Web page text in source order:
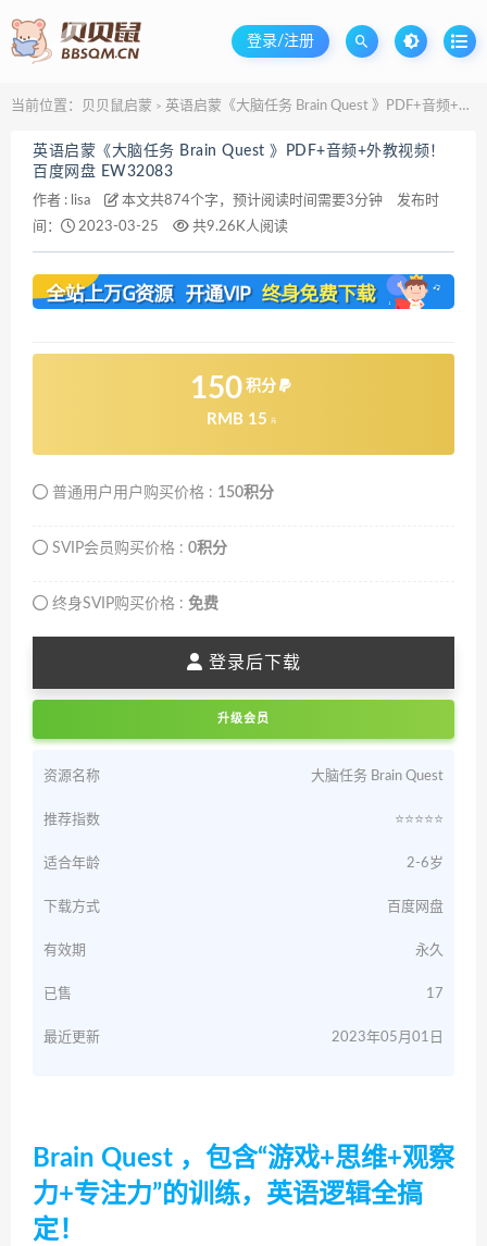
登录/注册
当前位置： 贝贝鼠启蒙 > 英语启蒙《大脑任务 Brain Quest 》PDF+音频+外教视频！百度网盘 EW32083
英语启蒙《大脑任务 Brain Quest 》PDF+音频+外教视频！
百度网盘 EW32083
作者 : lisa 本文共874个字，预计阅读时间需要3分钟
发布时
间：
2023-03-25 共9.26K人阅读
150 积分
RMB 15 元
普通用户用户购买价格 : 150积分
SVIP会员购买价格 : 0积分
终身SVIP购买价格 : 免费
登录后下载
升级会员
资源名称 大脑任务 Brain Quest
推荐指数 ⭐️⭐️⭐️⭐️⭐️
适合年龄 2-6岁
下载方式 百度网盘
有效期 永久
已售 17
最近更新 2023年05月01日
Brain Quest ，包含“游戏+思维+观察
力+专注力”的训练，英语逻辑全搞
定！